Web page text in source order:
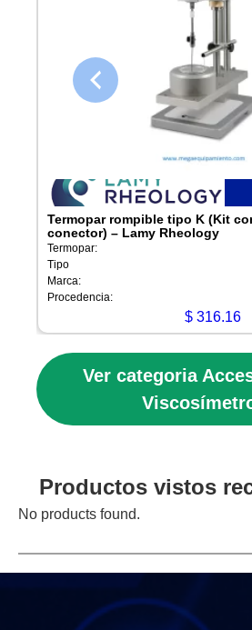
Termopar rompible tipo K (Kit
conector) – Lamy Rheology
Termopar:
Tipo
Marca:
Procedencia:
$ 316.16
Ver categoria
Productos vistos
No products found.